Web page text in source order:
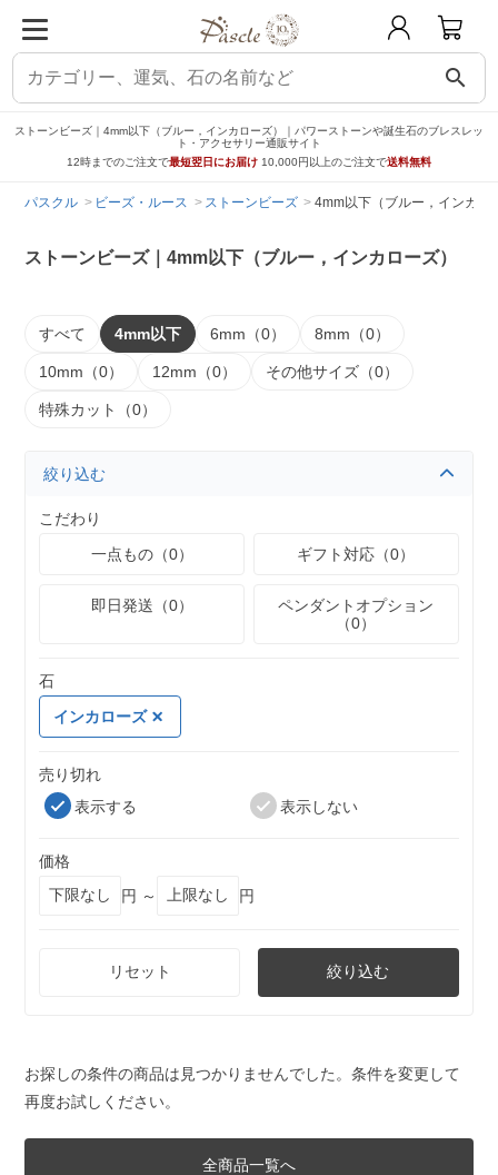
search
ストーンビーズ｜4mm以下（ブルー，インカローズ）｜パワーストーンや誕生石のブレスレッ
ト・アクセサリー通販サイト
12時までのご注文で最短翌日にお届け 10,000円以上のご注文で送料無料
パスクル ビーズ・ルース ストーンビーズ 4mm以下（ブルー，インカロ
ストーンビーズ｜4mm以下（ブルー，インカローズ）
すべて 4mm以下 6mm（0） 8mm（0）
10mm（0） 12mm（0） その他サイズ（0）
特殊カット（0）
絞り込む
こだわり
一点もの（0）
ギフト対応（0）
即日発送（0）
ペンダントオプション
（0）
石
インカローズ
売り切れ
表示する
表示しない
価格
円 ～
円
リセット 絞り込む
お探しの条件の商品は見つかりませんでした。条件を変更して
再度お試しください。
全商品一覧へ